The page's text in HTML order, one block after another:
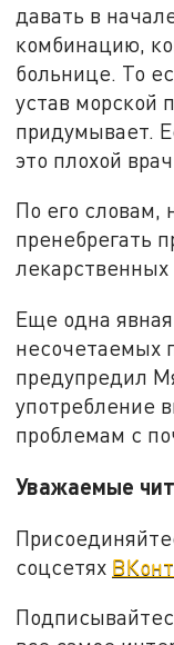
давать в
комбинацию,
больнице. То
устав морской
придумывает.
это плохой
По его словам,
пренебрегать
лекарственных
Еще одна
несочетаемых
предупредил
употребление
проблемам с
Уважаемые
соцсетях